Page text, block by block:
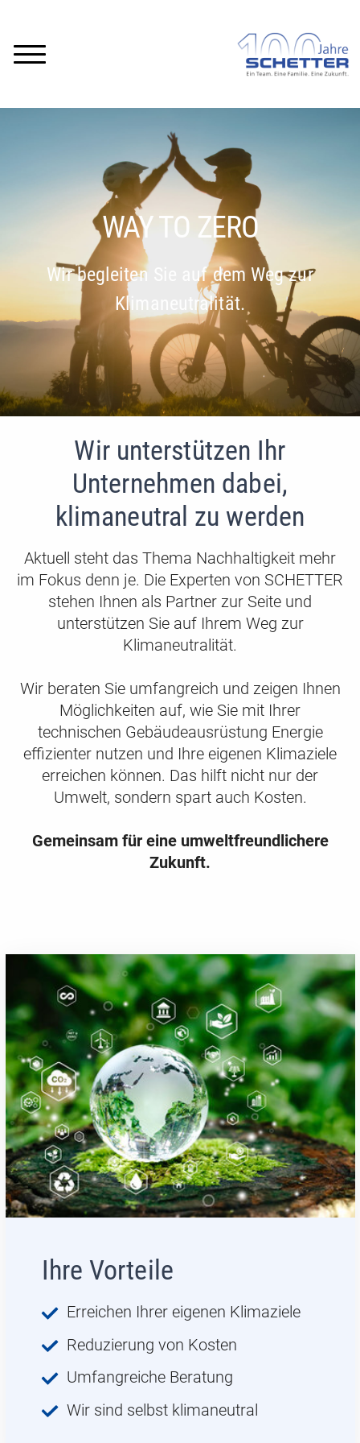
WAY TO ZERO
Wir begleiten Sie auf dem Weg zur
Klimaneutralität.
Wir unterstützen Ihr
Unternehmen dabei,
klimaneutral zu werden
Aktuell steht das Thema Nachhaltigkeit mehr
im Fokus denn je. Die Experten von SCHETTER
stehen Ihnen als Partner zur Seite und
unterstützen Sie auf Ihrem Weg zur
Klimaneutralität.
Wir beraten Sie umfangreich und zeigen Ihnen
Möglichkeiten auf, wie Sie mit Ihrer
technischen Gebäudeausrüstung Energie
effizienter nutzen und Ihre eigenen Klimaziele
erreichen können. Das hilft nicht nur der
Umwelt, sondern spart auch Kosten.
Gemeinsam für eine umweltfreundlichere
Zukunft.
Ihre Vorteile
Erreichen Ihrer eigenen Klimaziele
Reduzierung von Kosten
Umfangreiche Beratung
Wir sind selbst klimaneutral